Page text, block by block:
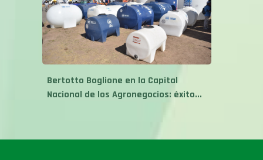
Bertotto Boglione en la Capital
Nacional de los Agronegocios: éxito...